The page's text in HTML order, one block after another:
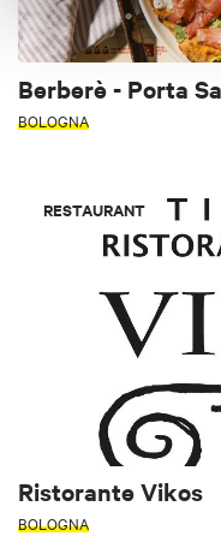
Berberè - Porta
BOLOGNA
RESTAURANT
Ristorante Vikos
BOLOGNA